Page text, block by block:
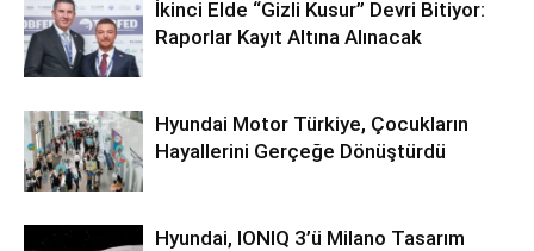
İkinci Elde “Gizli Kusur” Devri Bitiyor:
Raporlar Kayıt Altına Alınacak
Hyundai Motor Türkiye, Çocukların
Hayallerini Gerçeğe Dönüştürdü
Hyundai, IONIQ 3’ü Milano Tasarım